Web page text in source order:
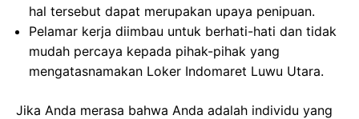
hal tersebut dapat merupakan upaya penipuan.
Pelamar kerja diimbau untuk berhati-hati dan tidak
mudah percaya kepada pihak-pihak yang
mengatasnamakan Loker Indomaret Luwu Utara.
Jika Anda merasa bahwa Anda adalah individu yang